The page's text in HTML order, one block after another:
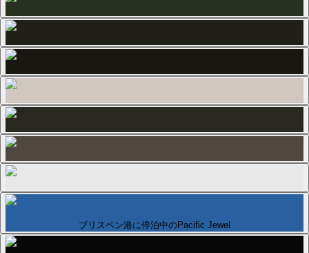
ブリスベン港に停泊中のPacific Jewel